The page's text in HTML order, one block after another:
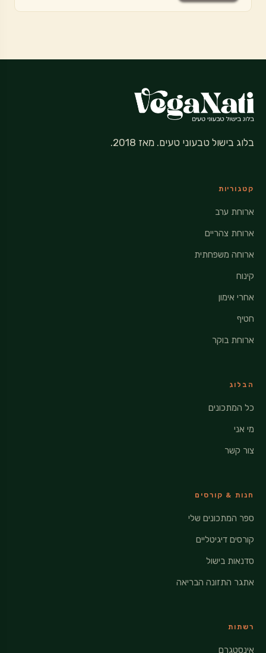
בלוג בישול טבעוני טעים. מאז 2018.
קטגוריות
ארוחת ערב
ארוחת צהריים
ארוחה משפחתית
קינוח
אחרי אימון
חטיף
ארוחת בוקר
הבלוג
כל המתכונים
מי אני
צור קשר
חנות & קורסים
ספר המתכונים שלי
קורסים דיגיטליים
סדנאות בישול
אתגר התזונה הבריאה
רשתות
אינסטגרם